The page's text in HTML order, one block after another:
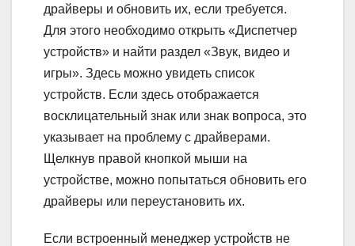
драйверы и обновить их, если требуется.
Для этого необходимо открыть «Диспетчер
устройств» и найти раздел «Звук, видео и
игры». Здесь можно увидеть список
устройств. Если здесь отображается
восклицательный знак или знак вопроса, это
указывает на проблему с драйверами.
Щелкнув правой кнопкой мыши на
устройстве, можно попытаться обновить его
драйверы или переустановить их.
Если встроенный менеджер устройств не